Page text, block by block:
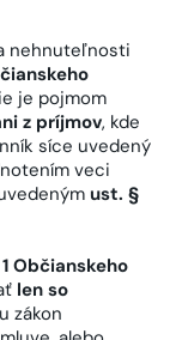
nehnuteľnosti
je pojmom
z príjmov, kde
síce uvedený
veci
ust. §
Občianskeho
len so
zákon